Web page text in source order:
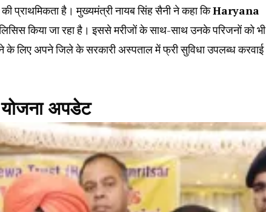
प्राथमिकता है। मुख्यमंत्री नायब सिंह सैनी ने कहा किHaryana
किया जा रहा है। इससे मरीजों के साथ-साथ उनके परिजनों को भी
के लिए अपने जिले के सरकारी अस्पताल में फ्री सुविधा उपलब्ध करवाई
योजना अपडेट